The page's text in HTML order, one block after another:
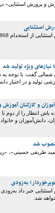
و پرورش
ویژه تولید شد
گفت: با توجه به
تولید و در اختیار
و کارکنان
باش انتظار را از دوم
دانش‌آموزان و
شد
طریفی حسینی»،
به‌زودی
خبر داد
شد.